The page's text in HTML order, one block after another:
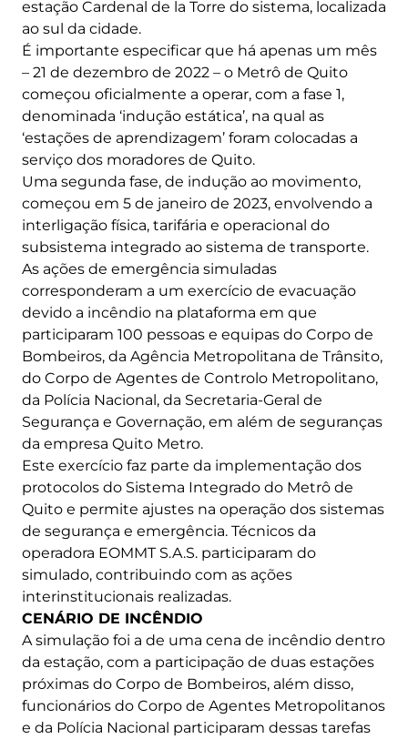
estação Cardenal de la Torre do sistema, localizada
ao sul da cidade.
É importante especificar que há apenas um mês
– 21 de dezembro de 2022 – o Metrô de Quito
começou oficialmente a operar, com a fase 1,
denominada ‘indução estática’, na qual as
‘estações de aprendizagem’ foram colocadas a
serviço dos moradores de Quito.
Uma segunda fase, de indução ao movimento,
começou em 5 de janeiro de 2023, envolvendo a
interligação física, tarifária e operacional do
subsistema integrado ao sistema de transporte.
As ações de emergência simuladas
corresponderam a um exercício de evacuação
devido a incêndio na plataforma em que
participaram 100 pessoas e equipas do Corpo de
Bombeiros, da Agência Metropolitana de Trânsito,
do Corpo de Agentes de Controlo Metropolitano,
da Polícia Nacional, da Secretaria-Geral de
Segurança e Governação, em além de seguranças
da empresa Quito Metro.
Este exercício faz parte da implementação dos
protocolos do Sistema Integrado do Metrô de
Quito e permite ajustes na operação dos sistemas
de segurança e emergência. Técnicos da
operadora EOMMT S.A.S. participaram do
simulado, contribuindo com as ações
interinstitucionais realizadas.
CENÁRIO DE INCÊNDIO
A simulação foi a de uma cena de incêndio dentro
da estação, com a participação de duas estações
próximas do Corpo de Bombeiros, além disso,
funcionários do Corpo de Agentes Metropolitanos
e da Polícia Nacional participaram dessas tarefas